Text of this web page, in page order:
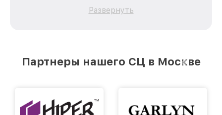
качественный и доступный ремонт для
каждого пользователя продукции Philips, вне
лучшим сервисным центром Philips в городе
Развернуть
Партнеры нашего СЦ в Москве